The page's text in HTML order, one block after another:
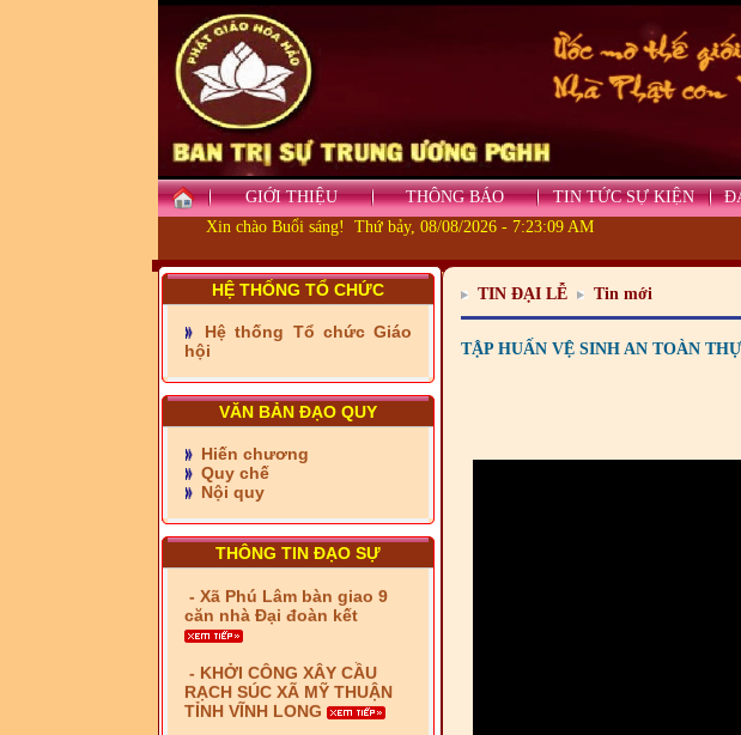
GIỚI THIỆU THÔNG BÁO TIN TỨC SỰ KIỆN
Xin chào Buổi sáng! Thứ bảy, 08/08/2026 - 7:23:09 AM
HỆ THỐNG TỔ CHỨC
Hệ thống Tổ chức Giáo
hội
VĂN BẢN ĐẠO QUY
Hiến chương
Quy chế
Nội quy
THÔNG TIN ĐẠO SỰ
- Những tấm lòng thiện
nguyện vùng biên
- BAN TRỊ SỰ XÃ ĐẠI
PHƯỚC TỈNH ĐỒNG NAI
- Xã Châu Phú khánh
thành cầu Kênh 7 - Nam
kênh Quốc Gia
- Xã Phú Lâm bàn giao 9
căn nhà Đại đoàn kết
RẠCH SÚC XÃ MỸ THUẬN
TỈNH VĨNH LONG
TIN ĐẠI LỄ Tin mới
TẬP HUẤN VỆ SINH AN TOÀN